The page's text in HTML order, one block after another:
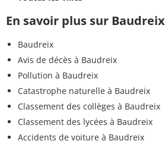
En savoir plus sur Baudreix
Baudreix
Avis de décès à Baudreix
Pollution à Baudreix
Catastrophe naturelle à Baudreix
Classement des collèges à Baudreix
Classement des lycées à Baudreix
Accidents de voiture à Baudreix